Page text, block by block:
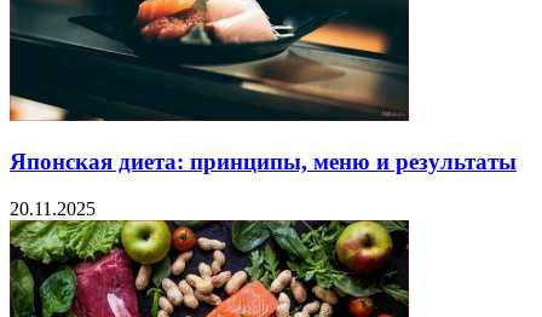
Японская диета: принципы, меню и результаты
20.11.2025